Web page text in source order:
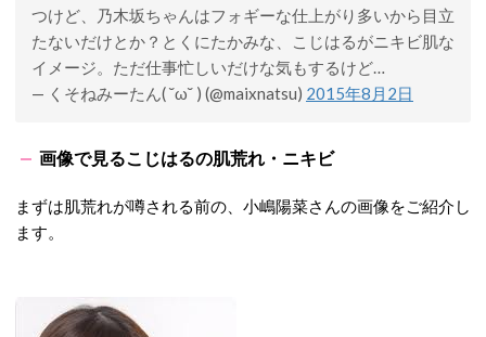
つけど、乃木坂ちゃんはフォギーな仕上がり多いから目立
たないだけとか？とくにたかみな、こじはるがニキビ肌な
イメージ。ただ仕事忙しいだけな気もするけど…
— くそねみーたん( ˘ω˘ ) (@maixnatsu) 2015年8月2日
画像で見るこじはるの肌荒れ・ニキビ
まずは肌荒れが噂される前の、小嶋陽菜さんの画像をご紹介し
ます。